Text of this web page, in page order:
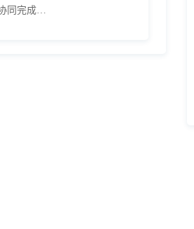
团队在线协作攻略：多人如何高效协同完成任务？